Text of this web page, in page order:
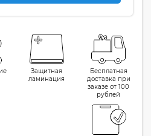
Защитная
ламинация
Бесплатная
доставка при
заказе от 100
рублей